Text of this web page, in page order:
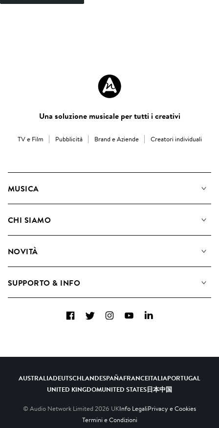
Una soluzione musicale per tutti i creativi
TV e Film Pubblicità Brand e Aziende Creatori individuali
MUSICA
Cerca
CHI SIAMO
Come utilizziamo l'intelligenza artificiale
NOVITÀ
SUPPORTO & INFO
FacebookTwitterInstagramYouTubeLinkedIn
AUSTRALIADEUTSCHLANDESPAÑAFRANCEITALIAPORTUGAL
UNITED KINGDOMUNITED STATES日本中国
© Audio Network Limited 2026 UKInfo LegaliPrivacy e Cookies
Termini e Condizioni